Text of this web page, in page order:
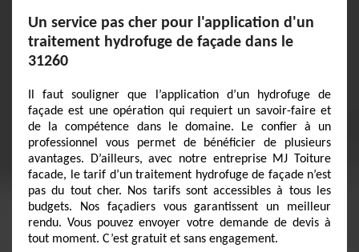
Un service pas cher pour l'application d'un
traitement hydrofuge de façade dans le
31260
Il faut souligner que l’application d’un hydrofuge de
façade est une opération qui requiert un savoir-faire et
de la compétence dans le domaine. Le confier à un
professionnel vous permet de bénéficier de plusieurs
avantages. D’ailleurs, avec notre entreprise MJ Toiture
facade, le tarif d’un traitement hydrofuge de façade n’est
pas du tout cher. Nos tarifs sont accessibles à tous les
budgets. Nos façadiers vous garantissent un meilleur
rendu. Vous pouvez envoyer votre demande de devis à
tout moment. C’est gratuit et sans engagement.